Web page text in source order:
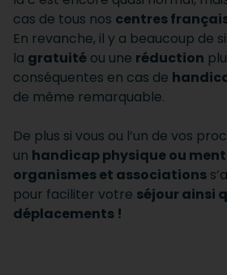
cas de tous nos centres
En revanche, il y a beaucoup de
la gratuité ou une réduction
conséquentes en cas de
de même remarquable.
De plus si vous ou l’un de vos
un handicap physique ou
organismes et associations
pour faciliter votre séjour ainsi
déplacements !